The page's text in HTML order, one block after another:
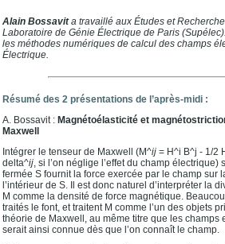
Alain Bossavita travaillé aux Études et
Laboratoire de Génie Électrique de Paris
les méthodes numériques de calcul des champs
Électrique.
Résumé des 2 présentations de l’après-midi :
A. Bossavit : Magnétoélasticité et
Maxwell
Intégrer le tenseur de Maxwell (M^ij = H^i B^j - 1/2
delta^ij, si l’on néglige l’effet du champ électrique)
fermée S fournit la force exercée par le champ sur
l’intérieur de S. Il est donc naturel d’interpréter la
M comme la densité de force magnétique.
traités le font, et traitent M comme l’un des objets
théorie de Maxwell, au même titre que les champs
serait ainsi connue dès que l’on connaît le champ.